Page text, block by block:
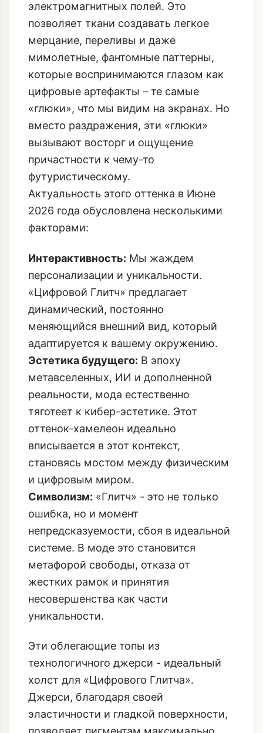
электромагнитных полей. Это
позволяет ткани создавать легкое
мерцание, переливы и даже
мимолетные, фантомные паттерны,
которые воспринимаются глазом как
цифровые артефакты – те самые
«глюки», что мы видим на экранах. Но
вместо раздражения, эти «глюки»
вызывают восторг и ощущение
причастности к чему-то
футуристическому.
Актуальность этого оттенка в Июне
2026 года обусловлена несколькими
факторами:
Интерактивность: Мы жаждем
персонализации и уникальности.
«Цифровой Глитч» предлагает
динамический, постоянно
меняющийся внешний вид, который
адаптируется к вашему окружению.
Эстетика будущего: В эпоху
метавселенных, ИИ и дополненной
реальности, мода естественно
тяготеет к кибер-эстетике. Этот
оттенок-хамелеон идеально
вписывается в этот контекст,
становясь мостом между физическим
и цифровым миром.
Символизм: «Глитч» - это не только
ошибка, но и момент
непредсказуемости, сбоя в идеальной
системе. В моде это становится
метафорой свободы, отказа от
жестких рамок и принятия
несовершенства как части
уникальности.
Эти облегающие топы из
технологичного джерси - идеальный
холст для «Цифрового Глитча».
Джерси, благодаря своей
эластичности и гладкой поверхности,